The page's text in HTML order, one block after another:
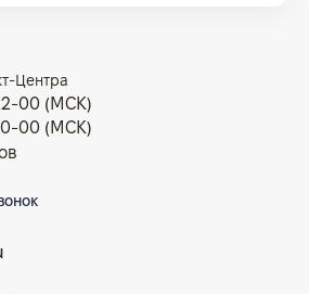
Центра
00 (МСК)
00 (МСК)